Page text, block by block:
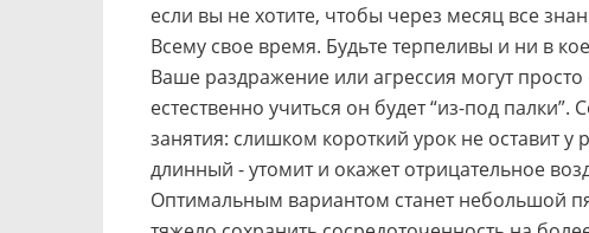
если вы не хотите, чтобы через месяц все
Всему свое время. Будьте терпеливы и ни в
Ваше раздражение или агрессия могут
естественно учиться он будет “из-под
занятия: слишком короткий урок не оставит
длинный - утомит и окажет отрицательное
Оптимальным вариантом станет небольшой